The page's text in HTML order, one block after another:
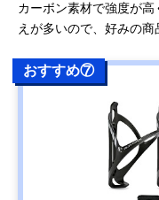
カーボン素材で強度が
えが多いので、好みの商
おすすめ⑦